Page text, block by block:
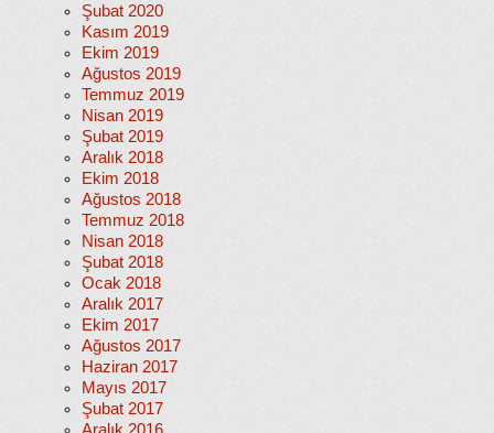
Şubat 2020
Kasım 2019
Ekim 2019
Ağustos 2019
Temmuz 2019
Nisan 2019
Şubat 2019
Aralık 2018
Ekim 2018
Ağustos 2018
Temmuz 2018
Nisan 2018
Şubat 2018
Ocak 2018
Aralık 2017
Ekim 2017
Ağustos 2017
Haziran 2017
Mayıs 2017
Şubat 2017